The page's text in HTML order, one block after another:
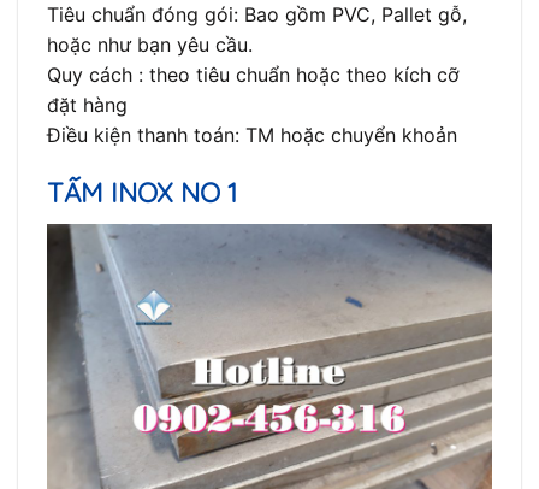
Tiêu chuẩn đóng gói: Bao gồm PVC, Pallet gỗ,
hoặc như bạn yêu cầu.
Quy cách : theo tiêu chuẩn hoặc theo kích cỡ
đặt hàng
Điều kiện thanh toán: TM hoặc chuyển khoản
TẤM INOX NO 1